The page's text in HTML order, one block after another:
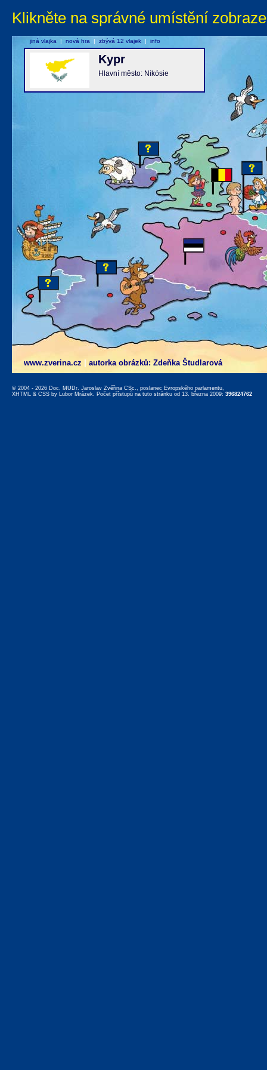
Klikněte na správné umístění
www.zverina.cz autorka obrázků: Zdeňka Študlarová
Kypr
Hlavní město: Nikósie
jiná vlajka | nová hra | zbývá 12 vlajek | info
© 2004 - 2026 Doc. MUDr. Jaroslav Zvěřina CSc., poslanec Evropského parlamentu,
XHTML & CSS by Lubor Mrázek. Počet přístupů na tuto stránku od 13. března 2009: 396824762